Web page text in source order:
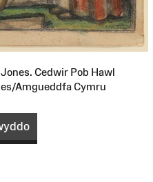
Cedwir Pob Hawl
Amgueddfa Cymru